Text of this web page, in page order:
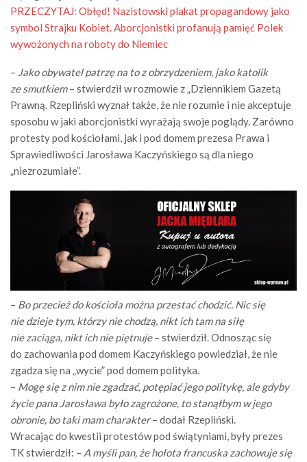
PRZECZYTAJ: Obłęd! Nazistowski plakat propagandowy jako
symbol Strajku Kobiet. Aborcjonistki profanują pamięć Polek
wywożonych na roboty do Niemiec
– Jako obywatel patrzę na to z obrzydzeniem, jako katolik
ze smutkiem– stwierdził w rozmowie z „Dziennikiem Gazetą
Prawną. Rzepliński wyznał także, że nie rozumie i nie akceptuje
sposobu w jaki aborcjonistki wyrażają swoje poglądy. Zarówno
protesty pod kościołami, jak i pod domem prezesa Prawa i
Sprawiedliwości Jarosława Kaczyńskiego są dla niego
„niezrozumiałe”.
– Bo przecież do kościoła można przestać chodzić. Nic się
nie dzieje tym, którzy nie chodzą, nikt ich tam na siłę
nie zaciąga, nikt ich nie piętnuje– stwierdził. Odnosząc się
do zachowania pod domem Kaczyńskiego powiedział, że nie
zgadza się na „wycie” pod domem polityka.
– Mogę się z nim nie zgadzać, potępiać jego politykę, ale gdyby
życie pana Jarosława było zagrożone, to stanąłbym w jego
obronie, bo taki mam charakter– dodał Rzepliński.
Wracając do kwestii protestów pod świątyniami, były prezes
TK stwierdził: – A myśli pan, że hołota francuska zachowuje się